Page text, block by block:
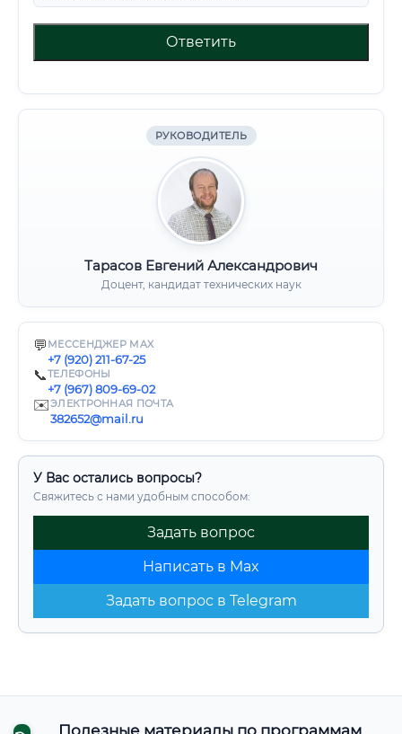
Ответить
РУКОВОДИТЕЛЬ
Тарасов Евгений Александрович
Доцент, кандидат технических наук
💬 МЕССЕНДЖЕР MAX
+7 (920) 211-67-25
📞ТЕЛЕФОНЫ
+7 (967) 809-69-02
✉️ЭЛЕКТРОННАЯ ПОЧТА
382652@mail.ru
У Вас остались вопросы?
Свяжитесь с нами удобным способом:
Задать вопрос
Написать в Max
Задать вопрос в Telegram